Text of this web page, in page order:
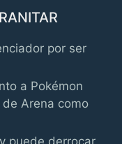
por ser
a Pokémon
Arena como
puede derrocar